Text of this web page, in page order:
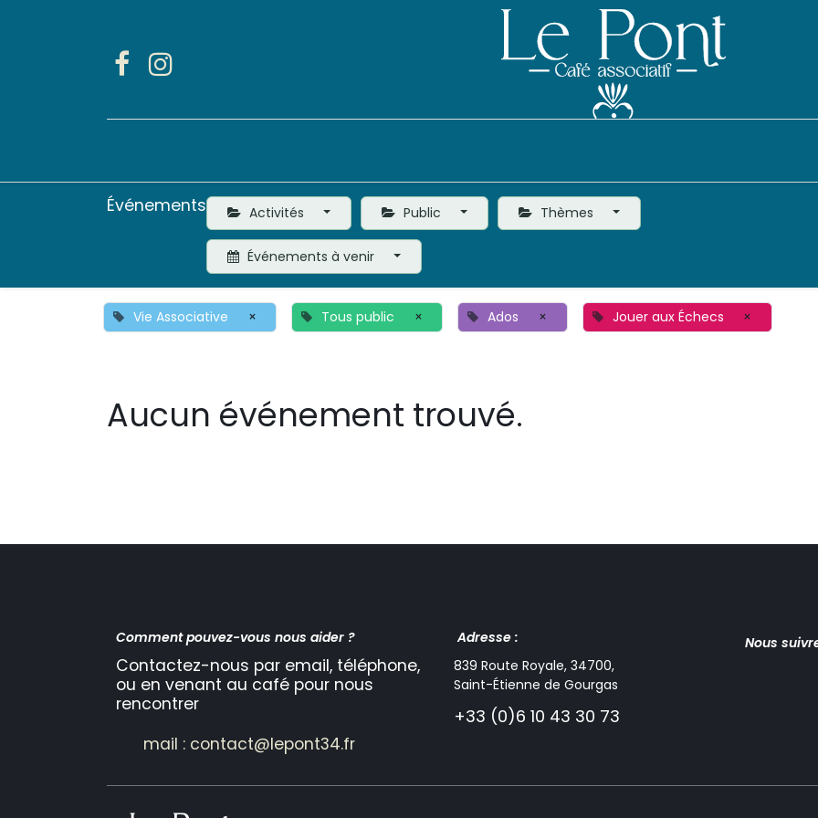
Événements Activités Public Thèmes
Événements à venir
Vie Associative × Tous public × Ados × Jouer aux Échecs ×
Aucun événement trouvé.
Nous
Adresse :
839 Route Royale, 34700,
Saint-Étienne de Gourgas
+33 (0)6 10 43 30 73
Comment pouvez-vous nous aider ?
Contactez-nous par email, téléphone,
ou en venant au café pour nous
rencontrer
mail : contact@lepont34.fr​​​​​​